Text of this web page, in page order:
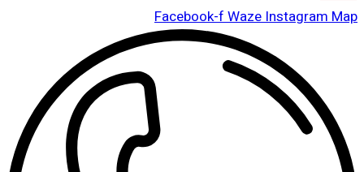
Facebook-f Waze Instagram Map